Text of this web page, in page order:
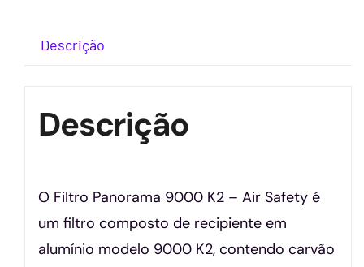
Descrição
Descrição
O Filtro Panorama 9000 K2 – Air Safety é
um filtro composto de recipiente em
alumínio modelo 9000 K2, contendo carvão